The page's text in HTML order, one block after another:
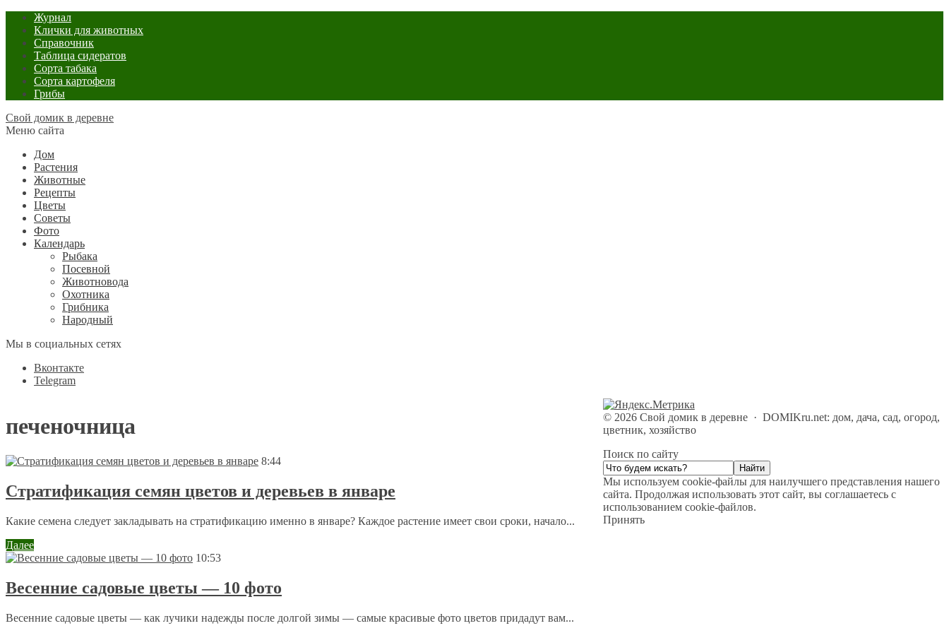
Журнал
Клички для животных
Справочник
Таблица сидератов
Сорта табака
Сорта картофеля
Грибы
Свой домик в деревне
Меню сайта
Дом
Растения
Животные
Рецепты
Цветы
Советы
Фото
Календарь
Рыбака
Посевной
Животновода
Охотника
Грибника
Народный
Мы в социальных сетях
Вконтакте
Telegram
печеночница
8:44
Стратификация семян цветов и деревьев в январе
Какие семена следует закладывать на стратификацию именно в январе? Каждое растение имеет свои сроки, начало...
Далее
10:53
Весенние садовые цветы — 10 фото
Весенние садовые цветы — как лучики надежды после долгой зимы — самые красивые фото цветов придадут вам...
© 2026 Свой домик в деревне· DOMIKru.net: дом, дача, сад, огород,
цветник, хозяйство
Поиск по сайту
Мы используем cookie-файлы для наилучшего представления нашего
сайта. Продолжая использовать этот сайт, вы соглашаетесь с
использованием cookie-файлов.
Принять